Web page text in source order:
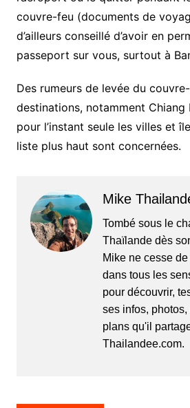
couvre-feu (documents de
d’ailleurs conseillé d’avoir en
passeport sur vous, surtout à
Des rumeurs de levée du
destinations, notamment Chiang
pour l’instant seule les villes et
liste plus haut sont concernées.
Mike
Tombé sous le
Thaïlande dès
Mike ne cesse
dans tous les
pour découvrir,
ses infos,
plans qu'il
Thailandee.com.